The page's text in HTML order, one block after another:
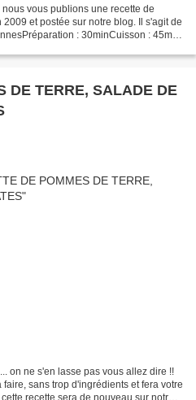
vous publions une recette de
et postée sur notre blog. Il s'agit de
: 30minCuisson : 45min
DE TERRE, SALADE DE
on ne s'en lasse pas vous allez dire !!
sans trop d'ingrédients et fera votre
recette sera de nouveau sur notre